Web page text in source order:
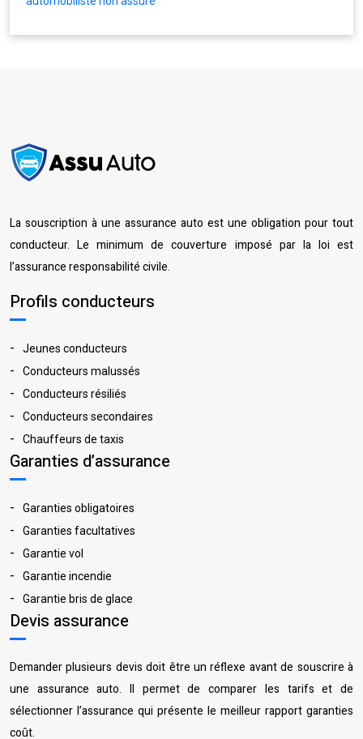
La souscription à une assurance auto est une obligation pour tout
conducteur. Le minimum de couverture imposé par la loi est
l’assurance responsabilité civile.
Profils conducteurs
Jeunes conducteurs
Conducteurs malussés
Conducteurs résiliés
Conducteurs secondaires
Chauffeurs de taxis
Garanties d’assurance
Garanties obligatoires
Garanties facultatives
Garantie vol
Garantie incendie
Garantie bris de glace
Devis assurance
Demander plusieurs devis doit être un réflexe avant de souscrire à
une assurance auto. Il permet de comparer les tarifs et de
sélectionner l’assurance qui présente le meilleur rapport garanties
coût.